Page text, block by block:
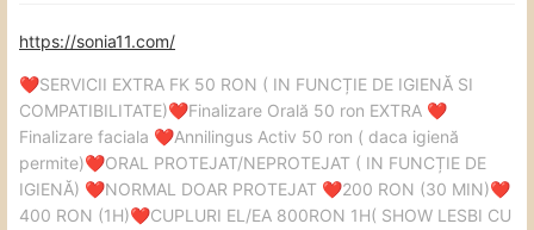
https://sonia11.com/
❤️SERVICII EXTRA FK 50 RON ( IN FUNCȚIE DE IGIENĂ SI
COMPATIBILITATE)❤️Finalizare Orală 50 ron EXTRA ❤️
Finalizare faciala ❤️Annilingus Activ 50 ron ( daca igienă
permite)❤️ORAL PROTEJAT/NEPROTEJAT ( IN FUNCȚIE DE
IGIENĂ) ❤️NORMAL DOAR PROTEJAT ❤️200 RON (30 MIN)❤️
400 RON (1H)❤️CUPLURI EL/EA 800RON 1H( SHOW LESBI CU